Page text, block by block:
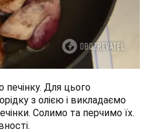
Для цього
з олією і викладаємо
Солимо та перчимо їх.